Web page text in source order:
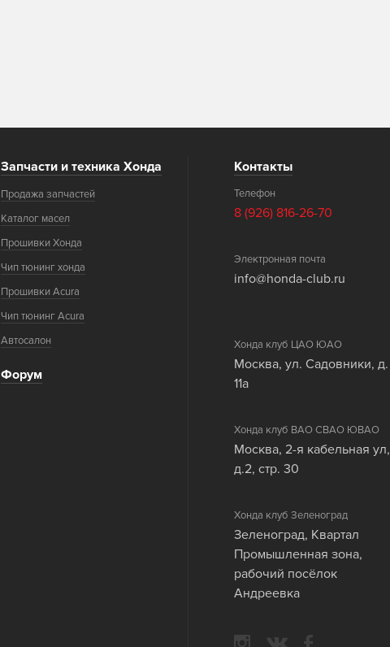
Запчасти и техника Хонда
Продажа запчастей
Каталог масел
Прошивки Хонда
Чип тюнинг хонда
Прошивки Acura
Чип тюнинг Acura
Автосалон
Форум
Контакты
Телефон
8 (926) 816-26-70
Электронная почта
info@honda-club.ru
Хонда клуб ЦАО ЮАО
Москва, ул. Садовники, д.
11а
Хонда клуб ВАО СВАО ЮВАО
Москва, 2-я кабельная ул,
д.2, стр. 30
Хонда клуб Зеленоград
Зеленоград, Квартал
Промышленная зона,
рабочий посёлок
Андреевка